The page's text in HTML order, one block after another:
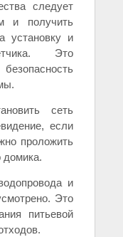
следует
и получить
установку и
Это
сеть
если
проложить
домика.
и
Это
питьевой